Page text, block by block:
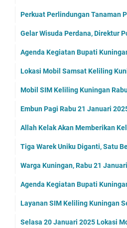
Perkuat Perlindungan Tanaman
Gelar Wisuda Perdana, Direktur
Agenda Kegiatan Bupati
Lokasi Mobil Samsat Keliling
Mobil SIM Keliling Kuningan
Embun Pagi Rabu 21 Januari
Allah Kelak Akan Memberikan
Tiga Warek Uniku Diganti, Satu
Warga Kuningan, Rabu 21
Agenda Kegiatan Bupati
Layanan SIM Keliling Kuningan
Selasa 20 Januari 2025 Lokasi